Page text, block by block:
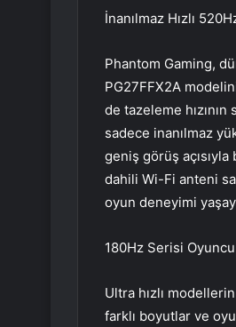
İnanılmaz Hızlı
Phantom Gaming,
PG27FFX2A
de tazeleme
sadece inanılmaz
geniş görüş
dahili Wi-Fi anteni
oyun deneyimi
180Hz Serisi
Ultra hızlı
farklı boyutlar ve